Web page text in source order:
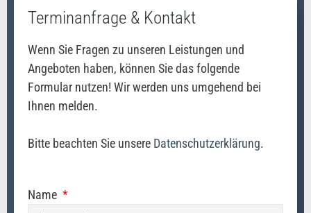
Terminanfrage & Kontakt
Wenn Sie Fragen zu unseren Leistungen und
Angeboten haben, können Sie das folgende
Formular nutzen! Wir werden uns umgehend bei
Ihnen melden.
Bitte beachten Sie unsere Datenschutzerklärung.
Name